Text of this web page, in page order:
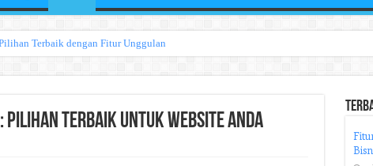
Terbaik dengan Fitur Unggulan
Pilihan Terbaik untuk Website Anda